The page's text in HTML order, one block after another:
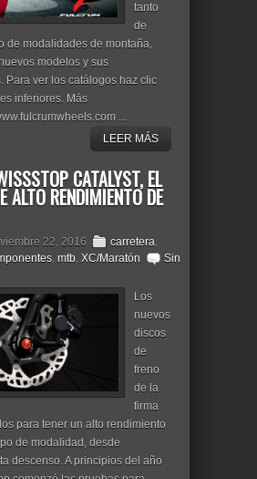
tanto
de
de modalidades de montaña,
modelos y sus
Para ver los catálogos haz clic
inferiores. Más
...
LEER MÁS
CATALYST, EL
ALTO RENDIMIENTO DE
22, 2016 carretera,
, mtb, XC/Maratón
Sin
Los
nuevos
discos
de
freno
de la
firma
para tener un alto rendimiento
de modalidad, desde
descenso. A principios del año